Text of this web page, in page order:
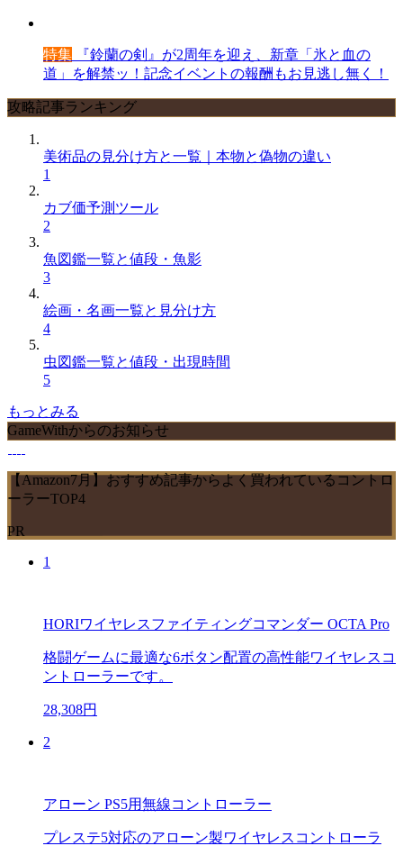
特集 『鈴蘭の剣』が2周年を迎え、新章「氷と血の
道」を解禁ッ！記念イベントの報酬もお見逃し無く！
攻略記事ランキング
美術品の見分け方と一覧｜本物と偽物の違い
1
カブ価予測ツール
2
魚図鑑一覧と値段・魚影
3
絵画・名画一覧と見分け方
4
虫図鑑一覧と値段・出現時間
5
もっとみる
GameWithからのお知らせ
【Amazon7月】おすすめ記事からよく買われているコントロ
ーラーTOP4
PR
1
HORIワイヤレスファイティングコマンダー OCTA Pro
格闘ゲームに最適な6ボタン配置の高性能ワイヤレスコ
ントローラーです。
28,308円
2
アローン PS5用無線コントローラー
プレステ5対応のアローン製ワイヤレスコントローラ